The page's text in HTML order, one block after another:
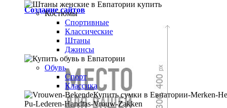
Создание сайтов
Костюмы
Спортивные
Классические
Штаны
Джинсы
Обувь
Спорт
Классика